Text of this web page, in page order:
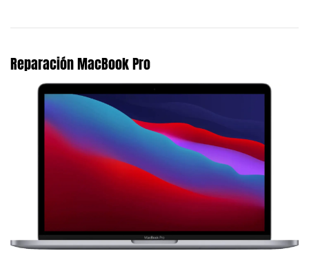
Reparación MacBook Pro